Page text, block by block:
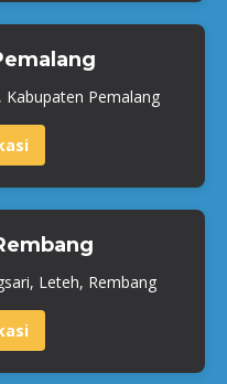
Kabupaten Pemalang
Leteh, Rembang